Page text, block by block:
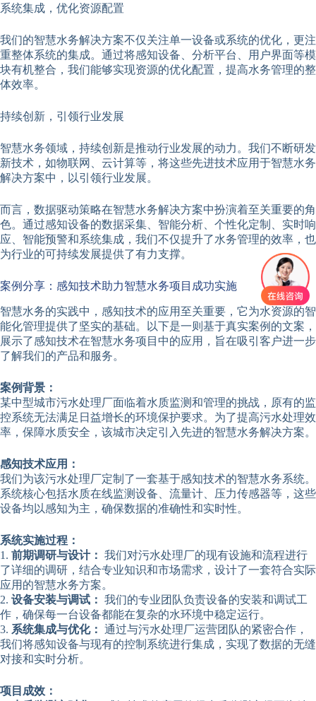
系统集成，优化资源配置
我们的智慧水务解决方案不仅关注单一设备或系统的优化，更注
重整体系统的集成。通过将感知设备、分析平台、用户界面等模
块有机整合，我们能够实现资源的优化配置，提高水务管理的整
体效率。
持续创新，引领行业发展
智慧水务领域，持续创新是推动行业发展的动力。我们不断研发
新技术，如物联网、云计算等，将这些先进技术应用于智慧水务
解决方案中，以引领行业发展。
而言，数据驱动策略在智慧水务解决方案中扮演着至关重要的角
色。通过感知设备的数据采集、智能分析、个性化定制、实时响
应、智能预警和系统集成，我们不仅提升了水务管理的效率，也
为行业的可持续发展提供了有力支撑。
案例分享：感知技术助力智慧水务项目成功实施
智慧水务的实践中，感知技术的应用至关重要，它为水资源的智
能化管理提供了坚实的基础。以下是一则基于真实案例的文案，
展示了感知技术在智慧水务项目中的应用，旨在吸引客户进一步
了解我们的产品和服务。
案例背景：
某中型城市污水处理厂面临着水质监测和管理的挑战，原有的监
控系统无法满足日益增长的环境保护要求。为了提高污水处理效
率，保障水质安全，该城市决定引入先进的智慧水务解决方案。
感知技术应用：
我们为该污水处理厂定制了一套基于感知技术的智慧水务系统。
系统核心包括水质在线监测设备、流量计、压力传感器等，这些
设备均以感知为主，确保数据的准确性和实时性。
系统实施过程：
1. 前期调研与设计： 我们对污水处理厂的现有设施和流程进行
了详细的调研，结合专业知识和市场需求，设计了一套符合实际
应用的智慧水务方案。
2. 设备安装与调试： 我们的专业团队负责设备的安装和调试工
作，确保每一台设备都能在复杂的水环境中稳定运行。
3. 系统集成与优化： 通过与污水处理厂运营团队的紧密合作，
我们将感知设备与现有的控制系统进行集成，实现了数据的无缝
对接和实时分析。
项目成效：